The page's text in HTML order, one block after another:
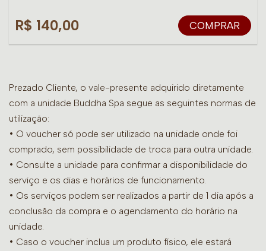
R$ 140,00 COMPRAR
Prezado Cliente, o vale-presente adquirido diretamente
com a unidade Buddha Spa segue as seguintes normas de
utilização:
• O voucher só pode ser utilizado na unidade onde foi
comprado, sem possibilidade de troca para outra unidade.
• Consulte a unidade para confirmar a disponibilidade do
serviço e os dias e horários de funcionamento.
• Os serviços podem ser realizados a partir de 1 dia após a
conclusão da compra e o agendamento do horário na
unidade.
• Caso o voucher inclua um produto físico, ele estará